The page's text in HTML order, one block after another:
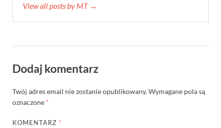
View all posts by MT →
Dodaj komentarz
Twój adres email nie zostanie opublikowany.Wymagane pola są
oznaczone *
KOMENTARZ *